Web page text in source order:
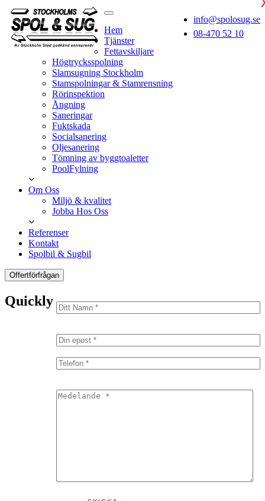
info@spolosug.se
08-470 52 10
Hem
Tjänster
Fettavskiljare
Högtrycksspolning
Slamsugning Stockholm
Stamspolningar & Stamrensning
Rörinspektion
Ångning
Saneringar
Fuktskada
Socialsanering
Oljesanering
Tömning av byggtoaletter
PoolFylning
Om Oss
Miljö & kvalitet
Jobba Hos Oss
Referenser
Kontakt
Spolbil & Sugbil
Offertförfrågan
Quickly